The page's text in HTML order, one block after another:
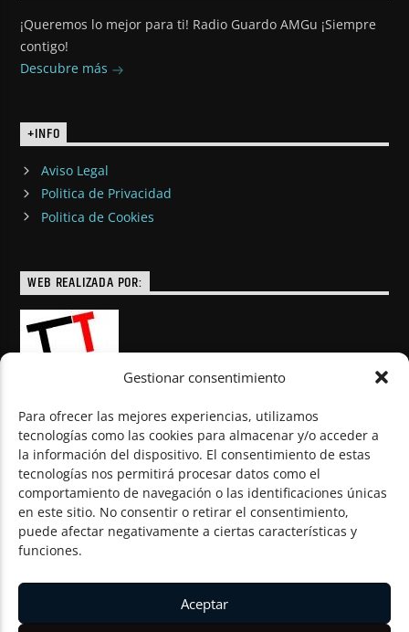
Gestionar consentimiento
Para ofrecer las mejores experiencias, utilizamos
tecnologías como las cookies para almacenar y/o acceder a
la información del dispositivo. El consentimiento de estas
tecnologías nos permitirá procesar datos como el
comportamiento de navegación o las identificaciones únicas
en este sitio. No consentir o retirar el consentimiento,
puede afectar negativamente a ciertas características y
funciones.
Aceptar
¡Queremos lo mejor para ti! Radio Guardo AMGu ¡Siempre
contigo!
Descubre más
+INFO
Aviso Legal
Politica de Privacidad
Politica de Cookies
WEB REALIZADA POR:
© Todos los derechos reservados